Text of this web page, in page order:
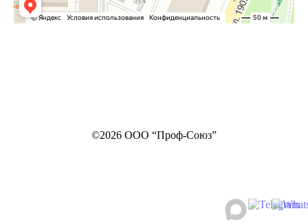
©2026 ООО “Проф-Союз”